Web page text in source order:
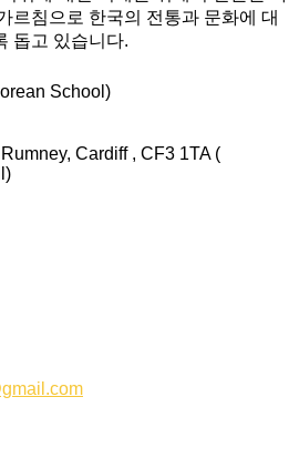
르침으로 한국의 전통과 문화에 대
돕고 있습니다.
School)
Cardiff , CF3 1TA (